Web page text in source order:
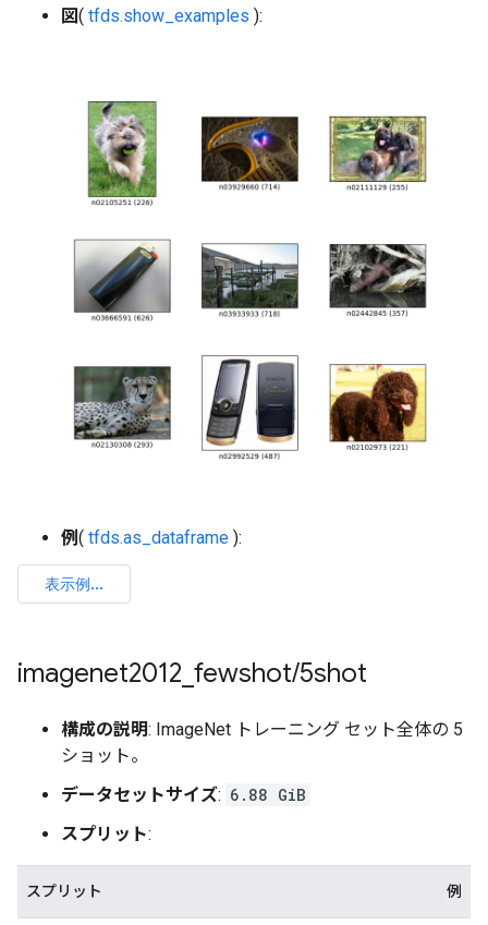
図( tfds.show_examples ):
例( tfds.as_dataframe ):
imagenet2012 fewshot/5shot
構成の説明: ImageNet トレーニング セット全体の 5
ショット。
データセットサイズ: 6.88 GiB
スプリット:
スプリット 例